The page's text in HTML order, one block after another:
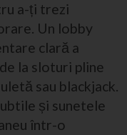
a-ți trezi
Un lobby
clară a
la sloturi pline
sau blackjack.
și sunetele
într-o